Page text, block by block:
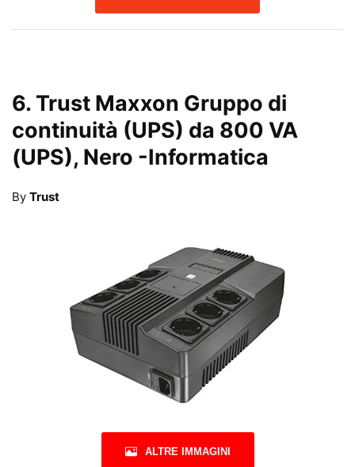
6. Trust Maxxon Gruppo di
continuità (UPS) da 800 VA
(UPS), Nero -Informatica
By Trust
ALTRE IMMAGINI